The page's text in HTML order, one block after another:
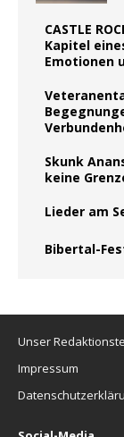
CASTLE
Kapitel
Emotionen
Skunk
keine
Lieder am
Bibertal-
Unser
Impressum